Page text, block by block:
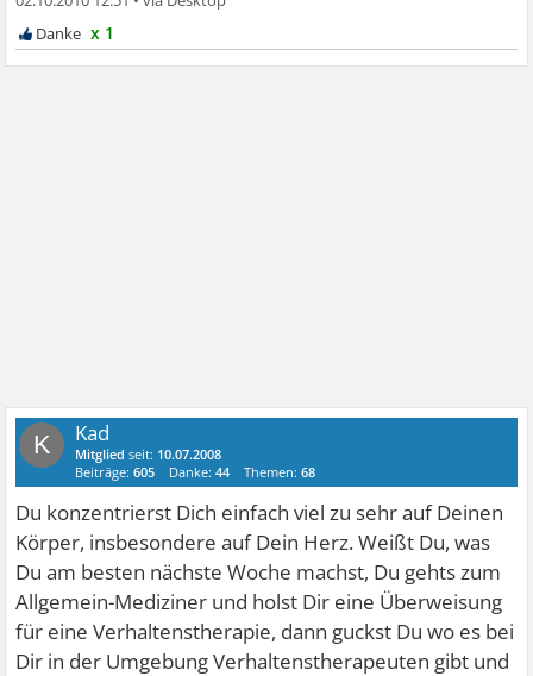
x 1
K Kad
Mitglied seit: 10.07.2008
Beiträge:605 Danke:44 Themen:68
Du konzentrierst Dich einfach viel zu sehr auf Deinen
Körper, insbesondere auf Dein Herz. Weißt Du, was
Du am besten nächste Woche machst, Du gehts zum
Allgemein-Mediziner und holst Dir eine Überweisung
für eine Verhaltenstherapie, dann guckst Du wo es bei
Dir in der Umgebung Verhaltenstherapeuten gibt und